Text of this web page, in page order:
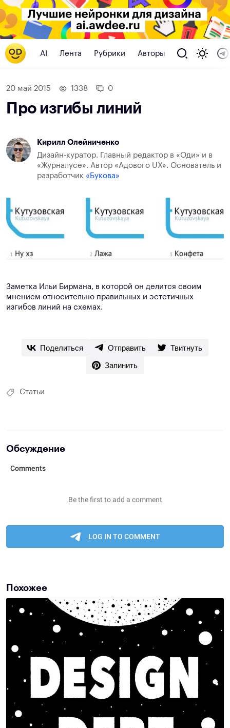
AI Лента Рубрики Авторы
20 май 2015 1338 0
Про изгибы линий
Кирилл Олейниченко
Дизайн-куратор. Главный редактор в «Оди» и в
«Журналусе». Автор «Адового UX». Основатель и
разработчик «Букова»
Заметка Ильи Бирмана, в которой он делится своим
мнением относительно правильных и эстетичных
изгибов линий на схемах.
Поделиться Отправить
Твитнуть
Запинить
Статьи
Обсуждение
Похожее